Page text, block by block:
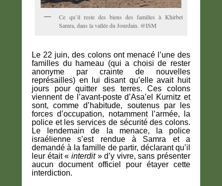
Ce qu’il reste des biens des familles à Khirbet
Samra, dans la vallée du Jourdain. @ISM
Le 22 juin, des colons ont menacé l’une des
familles du hameau (qui a choisi de rester
anonyme par crainte de nouvelles
représailles) en lui disant qu’elle avait huit
jours pour quitter ses terres. Ces colons
viennent de l’avant-poste d’Asa’el Kurnitz et
sont, comme d’habitude, soutenus par les
forces d’occupation, notamment l’armée, la
police et les services de sécurité des colons.
Le lendemain de la menace, la police
israélienne s’est rendue à Samra et a
demandé à la famille de partir, déclarant qu’il
leur était « interdit » d’y vivre, sans présenter
aucun document officiel pour étayer cette
interdiction.